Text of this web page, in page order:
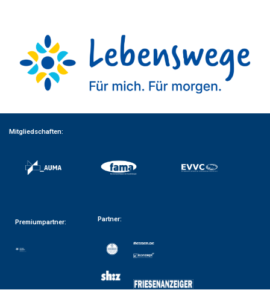
Mitgliedschaften:
Premiumpartner: Partner: